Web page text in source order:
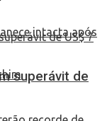
superávit de